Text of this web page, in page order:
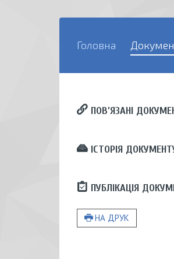
Головна
ПОВ’ЯЗАНІ
ІСТОРІЯ
ПУБЛІКАЦІЯ
НА ДРУК